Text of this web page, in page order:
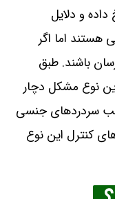
و دلایل
هستند اما اگر
باشند. طبق
نوع مشکل دچار
سردردهای جنسی
کنترل این نوع